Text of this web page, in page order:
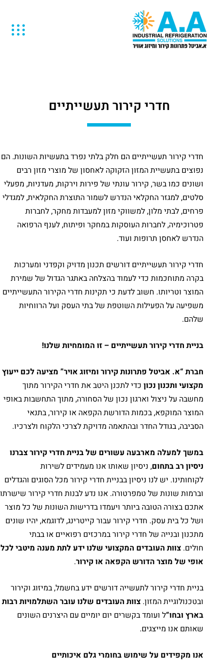
חדרי קירור תעשייתיים
חדרי קירור תעשייתיים הם חלק בלתי נפרד בתעשיות השונות. הם
נפוצים בתעשיית המזון הזקוקה לאחסון של מוצרי מזון רבים
ושונים כמו בשר, קירור עונתי של פירות וירקות, מעדניות, מפעלי
סלטים, למגזר החקלאי הנדרש לשמור התוצרת החקלאית, למגדלי
פרחים, לבתי מלון, למשווקי מזון למעבדות מחקר, לחברות
פטרוכימיה, לחברות העוסקות במחקר ופיתוח, לענף הרפואה
הנדרש לאחסן תרופות ועוד.
חדרי קירור תעשייתיים דורשים תכנון מדויק וקפדני ומערכות
בקרה מתוחכמות כדי לעמוד בהצלחה באתגר הגדול של שמירת
המוצר וטריותו. חשוב לדעת כי תקינות חדרי הקירור התעשייתיים
משפיעה על הפעילות השוטפת של בתי העסק ועל הרווחיות
שלהם.
בניית חדרי קירור תעשייתיים – זו המומחיות שלנו!
חברת “א. אביטל פתרונות קירור ומיזוג אויר” מציעה לכם ייעוץ
מקצועי ותכנון נכון כדי לתכנן היטב את חדרי הקירור מתוך
מחשבה על ניצול וארגון נכון של הסחורה, מתוך התחשבות באופי
המוצר המוקפא, בכמות הדורשת הקפאה או קירור, בתנאי
הסביבה, בגודל החדר ובהתאמה מדויקת לצרכי הלקוח ולצרכיו.
במשך למעלה מארבעה עשורים של בניית חדרי קירור צברנו
ניסיון רב בתחום, ניסיון שאותו אנו מעמידים לשירות
לקוחותינו. יש לנו ניסיון בבניית חדרי קירור מכל הסוגים והגדלים
וברמות שונות של טמפרטורה. אנו נדע לבנות חדרי קירור שישרתו
אתכם בצורה הטובה ביותר ויעמדו בדרישות השונות של כל מוצר
ושל כל בית עסק. חדרי קירור עבור קייטרינג, לדוגמא, יהיו שונים
מתכנון ובנייה של חדרי קירור במרכזים רפואיים או בבתי
חולים. צוות העובדים המקצועי שלנו ידע לתת מענה מיטבי לכל
אופי של מוצר הדורש הקפאה או קירור.
בניית חדרי קירור לתעשייה דורשים ידע בחשמל, במיזוג וקירור
ובטכנולוגיית המזון. צוות העובדים שלנו עובר השתלמויות רבות
בארץ ובחו“ל ועומד בקשרים יום יומיים עם היצרנים השונים
שאותם אנו מייצגים.
אנו מקפידים על שימוש בחומרי גלם איכותיים